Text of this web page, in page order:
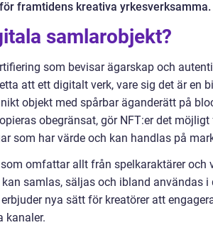
framtidens kreativa yrkesverksamma.
samlarobjekt?
som bevisar ägarskap och
att ett digitalt verk, vare sig det är en
objekt med spårbar äganderätt på
obegränsat, gör NFT:er det
som har värde och kan handlas på
omfattar allt från spelkaraktärer och
samlas, säljas och ibland användas
nya sätt för kreatörer att
kanaler.